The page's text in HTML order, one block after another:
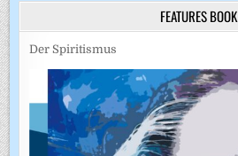
FEATURES BOOK
Der Spiritismus